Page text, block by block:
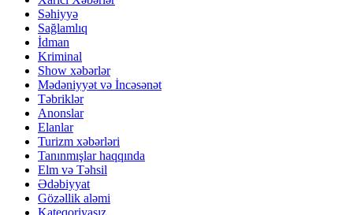
Səhiyyə
Sağlamlıq
İdman
Kriminal
Show xəbərlər
Mədəniyyət və İncəsənət
Təbriklər
Anonslar
Elanlar
Turizm xəbərləri
Tanınmışlar haqqında
Elm və Təhsil
Ədəbiyyat
Gözəllik aləmi
Kateqoriyasız